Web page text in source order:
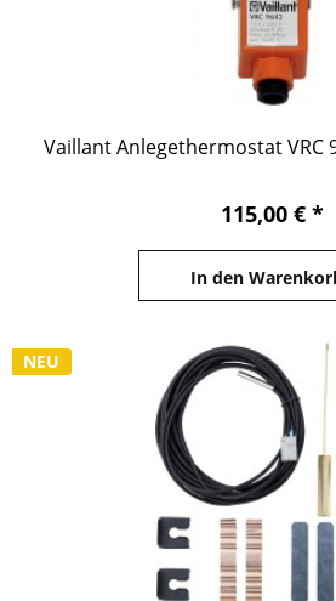
Vaillant Anlegethermostat VRC
115,00 € *
In den
NEU